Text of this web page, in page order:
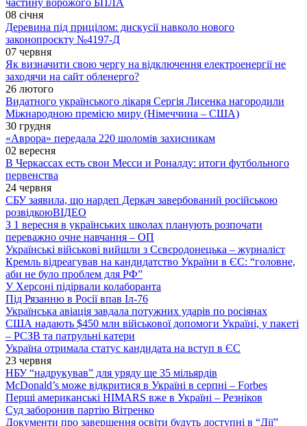
частину ворожого БПЛА
08 січня
Деревина під прицілом: дискусії навколо нового
законопроєкту №4197-Д
07 червня
Як визначити свою чергу на відключення електроенергії не
заходячи на сайт обленерго?
26 лютого
Видатного українського лікаря Сергія Лисенка нагородили
Міжнародною премією миру (Німеччина – США)
30 грудня
«Аврора» передала 220 шоломів захисникам
02 вересня
В Черкассах есть свои Месси и Роналду: итоги футбольного
первенства
24 червня
СБУ заявила, що нардеп Деркач завербований російською
розвідкоюВІДЕО
З 1 вересня в українських школах планують розпочати
переважно очне навчання – ОП
Українські військові вийшли з Сєвєродонецька – журналіст
Кремль відреагував на кандидатство України в ЄС: “головне,
аби не було проблем для РФ”
У Херсоні підірвали колаборанта
Під Рязанню в Росії впав Іл-76
Українська авіація завдала потужних ударів по росіянах
США надають $450 млн військової допомоги Україні, у пакеті
– РСЗВ та патрульні катери
Україна отримала статус кандидата на вступ в ЄС
23 червня
НБУ “надрукував” для уряду ще 35 мільярдів
McDonald’s може відкритися в Україні в серпні – Forbes
Перші американські HIMARS вже в Україні – Резніков
Суд заборонив партію Вітренко
Документи про завершення освіти будуть доступні в “Дії”